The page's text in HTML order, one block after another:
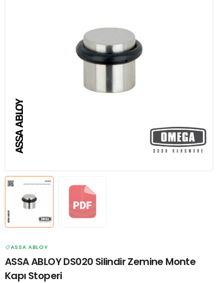
ASSA ABLOY
ASSA ABLOY DS020 Silindir Zemine Monte
Kapı Stoperi